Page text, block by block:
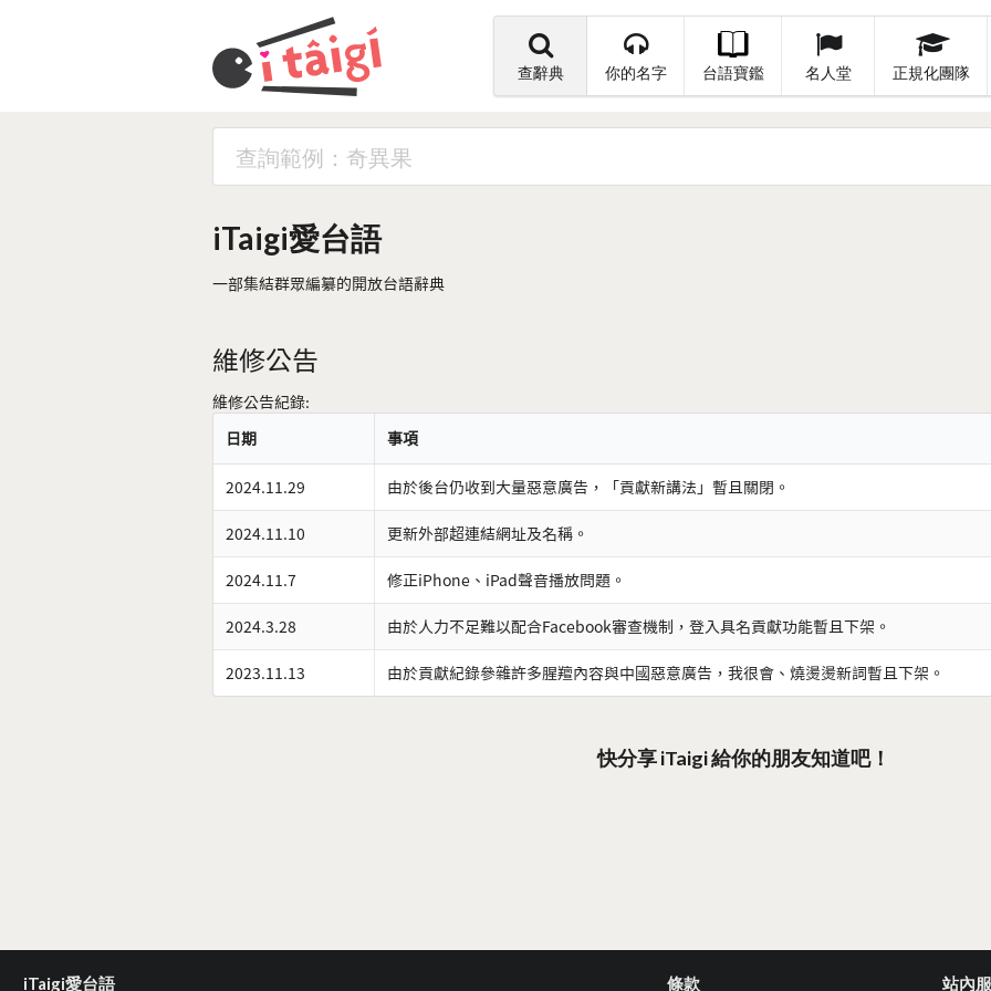
查辭典 你的名字 台語寶鑑 名人堂 正規化團隊
iTaigi愛台語
一部集結群眾編纂的開放台語辭典
維修公告
維修公告紀錄:
日期
事項
2024.11.29 由於後台仍收到大量惡意廣告，「貢獻新講法」暫且關閉。
2024.11.10 更新外部超連結網址及名稱。
2024.11.7 修正iPhone、iPad聲音播放問題。
2024.3.28 由於人力不足難以配合Facebook審查機制，登入具名貢獻功能暫且下架。
2023.11.13 由於貢獻紀錄參雜許多腥羶內容與中國惡意廣告，我很會、燒燙燙新詞暫且下架。
快分享 iTaigi 給你的朋友知道吧！
iTaigi愛台語 條款 站內